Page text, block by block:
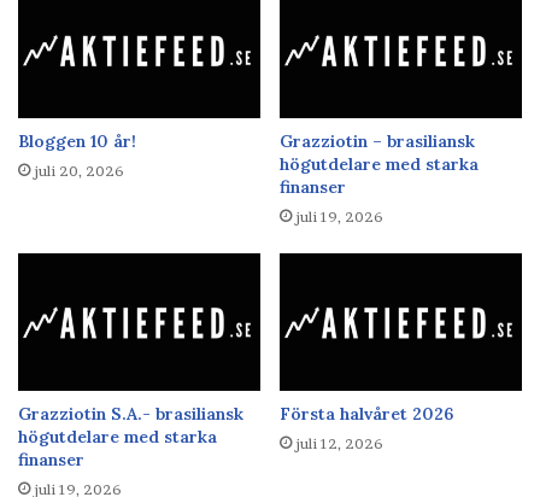
Bloggen 10 år!
juli 20, 2026
Grazziotin – brasiliansk
högutdelare med starka
finanser
juli 19, 2026
Grazziotin S.A.- brasiliansk
högutdelare med starka
finanser
juli 19, 2026
Första halvåret 2026
juli 12, 2026